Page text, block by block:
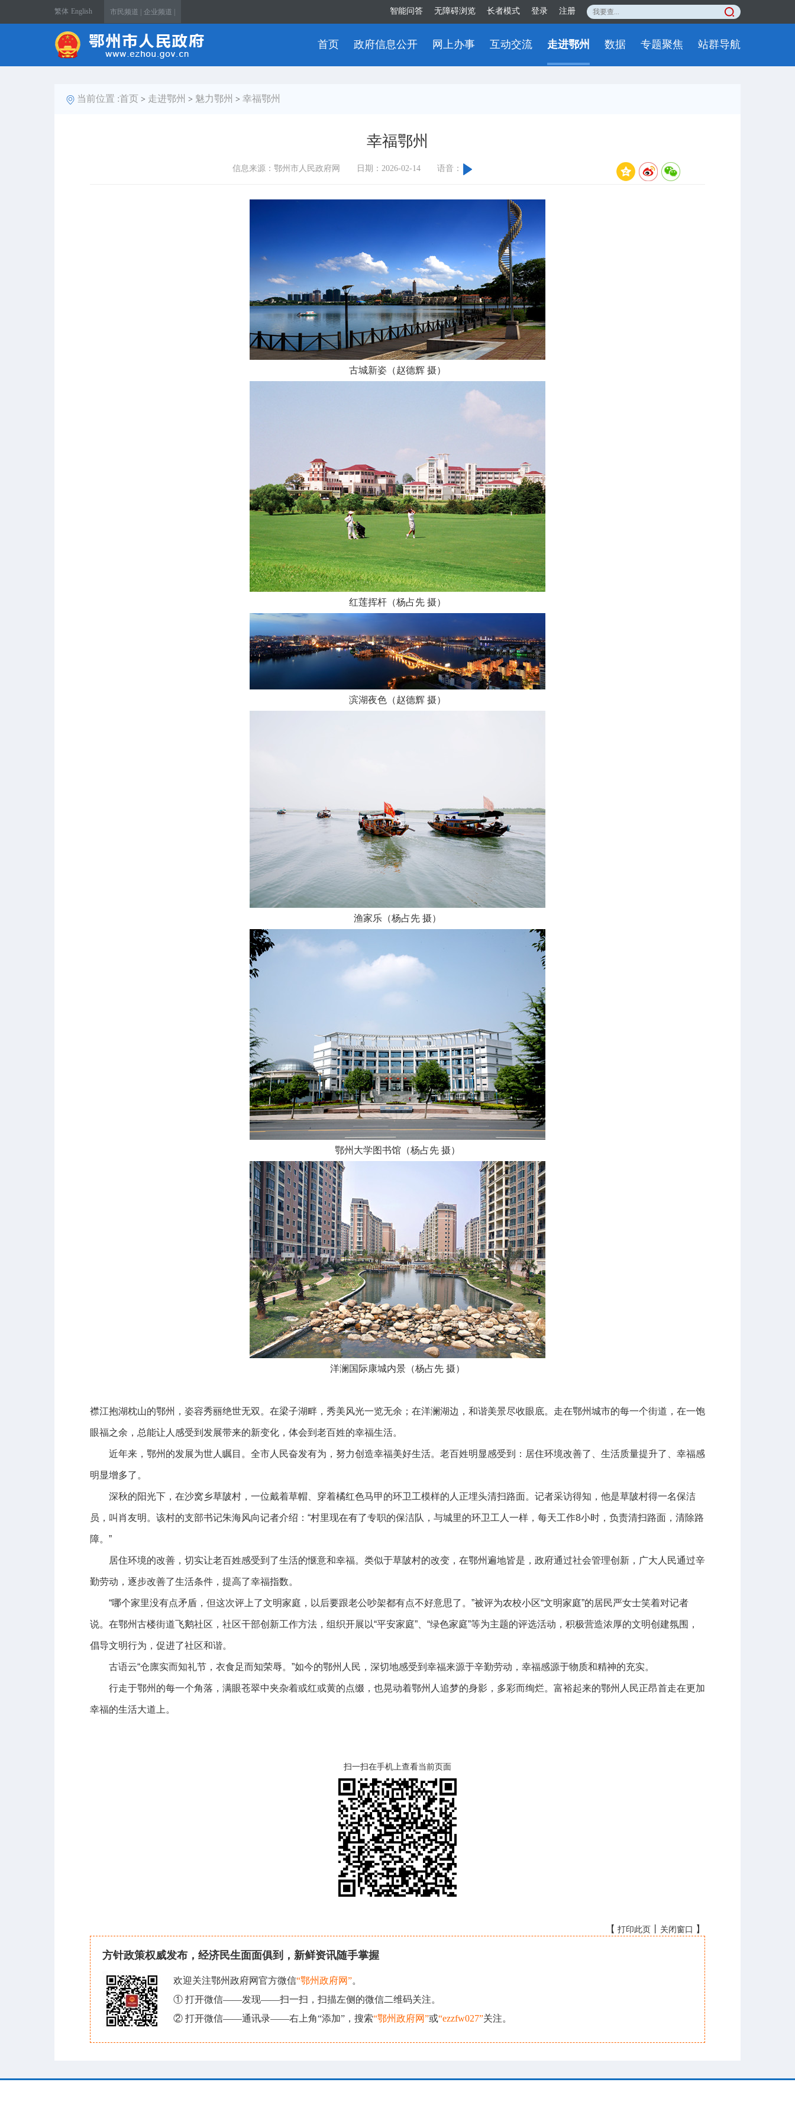
繁体 English 市民频道 | 企业频道 | 智能问答 无障碍浏览 长者模式 登录 注册
首页 政府信息公开 网上办事 互动交流 走进鄂州 数据 专题聚焦 站群导航
当前位置 :首页 > 走进鄂州 > 魅力鄂州 > 幸福鄂州
幸福鄂州
信息来源：鄂州市人民政府网 日期：2026-02-14 语音：
古城新姿（赵德辉 摄）
红莲挥杆（杨占先 摄）
滨湖夜色（赵德辉 摄）
渔家乐（杨占先 摄）
鄂州大学图书馆（杨占先 摄）
洋澜国际康城内景（杨占先 摄）
襟江抱湖枕山的鄂州，姿容秀丽绝世无双。在梁子湖畔，秀美风光一览无余；在洋澜湖边，和谐美景尽收眼底。走在鄂州城市的每一个街道，在一饱
眼福之余，总能让人感受到发展带来的新变化，体会到老百姓的幸福生活。
近年来，鄂州的发展为世人瞩目。全市人民奋发有为，努力创造幸福美好生活。老百姓明显感受到：居住环境改善了、生活质量提升了、幸福感
明显增多了。
深秋的阳光下，在沙窝乡草陂村，一位戴着草帽、穿着橘红色马甲的环卫工模样的人正埋头清扫路面。记者采访得知，他是草陂村得一名保洁
员，叫肖友明。该村的支部书记朱海风向记者介绍：“村里现在有了专职的保洁队，与城里的环卫工人一样，每天工作8小时，负责清扫路面，清除路
障。”
居住环境的改善，切实让老百姓感受到了生活的惬意和幸福。类似于草陂村的改变，在鄂州遍地皆是，政府通过社会管理创新，广大人民通过辛
勤劳动，逐步改善了生活条件，提高了幸福指数。
“哪个家里没有点矛盾，但这次评上了文明家庭，以后要跟老公吵架都有点不好意思了。”被评为农校小区“文明家庭”的居民严女士笑着对记者
说。在鄂州古楼街道飞鹅社区，社区干部创新工作方法，组织开展以“平安家庭”、“绿色家庭”等为主题的评选活动，积极营造浓厚的文明创建氛围，
倡导文明行为，促进了社区和谐。
古语云“仓廪实而知礼节，衣食足而知荣辱。”如今的鄂州人民，深切地感受到幸福来源于辛勤劳动，幸福感源于物质和精神的充实。
行走于鄂州的每一个角落，满眼苍翠中夹杂着或红或黄的点缀，也晃动着鄂州人追梦的身影，多彩而绚烂。富裕起来的鄂州人民正昂首走在更加
幸福的生活大道上。
扫一扫在手机上查看当前页面
【 打印此页 关闭窗口 】
方针政策权威发布，经济民生面面俱到，新鲜资讯随手掌握
欢迎关注鄂州政府网官方微信“鄂州政府网”。
① 打开微信——发现——扫一扫，扫描左侧的微信二维码关注。
② 打开微信——通讯录——右上角“添加”，搜索“鄂州政府网”或“ezzfw027”关注。